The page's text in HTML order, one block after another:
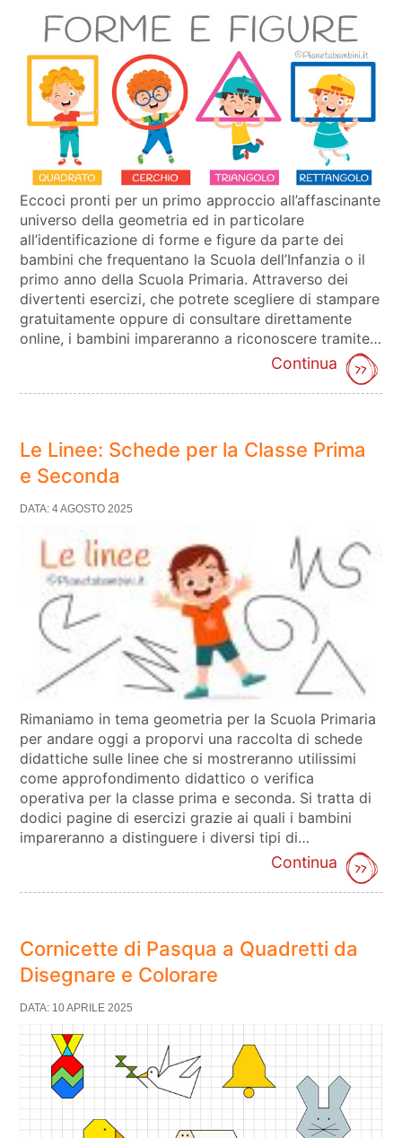
Eccoci pronti per un primo approccio all’affascinante
universo della geometria ed in particolare
all’identificazione di forme e figure da parte dei
bambini che frequentano la Scuola dell’Infanzia o il
primo anno della Scuola Primaria. Attraverso dei
divertenti esercizi, che potrete scegliere di stampare
gratuitamente oppure di consultare direttamente
online, i bambini impareranno a riconoscere tramite…
Continua
Le Linee: Schede per la Classe Prima
e Seconda
DATA: 4 AGOSTO 2025
Rimaniamo in tema geometria per la Scuola Primaria
per andare oggi a proporvi una raccolta di schede
didattiche sulle linee che si mostreranno utilissimi
come approfondimento didattico o verifica
operativa per la classe prima e seconda. Si tratta di
dodici pagine di esercizi grazie ai quali i bambini
impareranno a distinguere i diversi tipi di…
Continua
Cornicette di Pasqua a Quadretti da
Disegnare e Colorare
DATA: 10 APRILE 2025